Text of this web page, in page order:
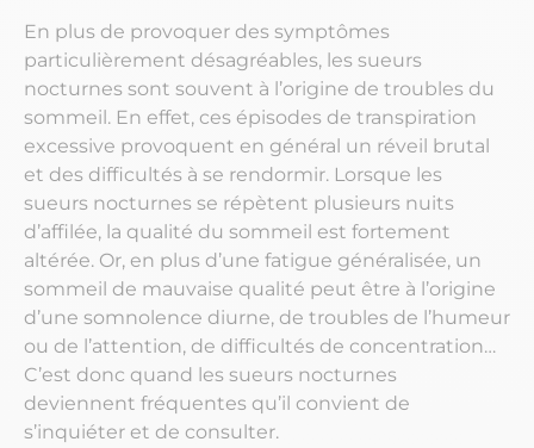
En plus de provoquer des symptômes
particulièrement désagréables, les sueurs
nocturnes sont souvent à l’origine de troubles du
sommeil. En effet, ces épisodes de transpiration
excessive provoquent en général un réveil brutal
et des difficultés à se rendormir. Lorsque les
sueurs nocturnes se répètent plusieurs nuits
d’affilée, la qualité du sommeil est fortement
altérée. Or, en plus d’une fatigue généralisée, un
sommeil de mauvaise qualité peut être à l’origine
d’une somnolence diurne, de troubles de l’humeur
ou de l’attention, de difficultés de concentration…
C’est donc quand les sueurs nocturnes
deviennent fréquentes qu’il convient de
s’inquiéter et de consulter.